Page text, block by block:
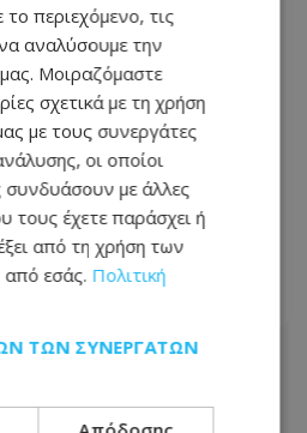
Αλεξανδράτου
Δημουλίδου –
νομικά
το περιεχόμενο, τις
να αναλύσουμε την
Μοιραζόμαστε
σχετικά με τη χρήση
με τους συνεργάτες
οι οποίοι
συνδυάσουν με άλλες
τους έχετε παράσχει ή
από τη χρήση των
εσάς. Πολιτική
ΤΩΝ ΣΥΝΕΡΓΑΤΏΝ